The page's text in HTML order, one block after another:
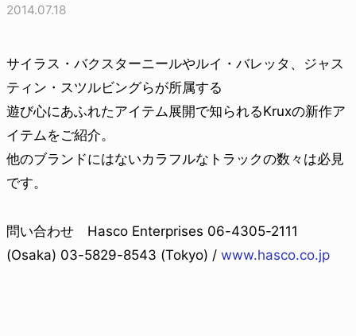
2014.07.18
サイラス・バクスターニールやルイ・バレッタ、ジャス
ティン・スツルビングらが所属する
遊び心にあふれたアイテム展開で知られるKruxの新作ア
イテムをご紹介。
他のブランドにはないカラフルなトラックの数々は必見
です。
問い合わせ Hasco Enterprises 06-4305-2111
(Osaka) 03-5829-8543 (Tokyo) / www.hasco.co.jp